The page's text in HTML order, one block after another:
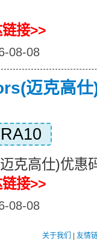
接>>
08-08
迈克高仕
克高仕)优惠
接>>
08-08
关于我们
友情